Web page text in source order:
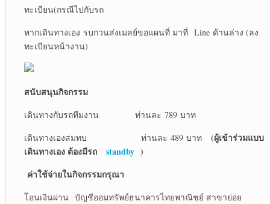
ทะเบียน(กรณีไปกับรถ
หากเดินทางเอง รบกวนส่งเมลย์ขอแผนที่ มาที่ Line ด้านล่าง (ลง
ทะเบียนหน้างาน)
สนับสนุนกิจกรรม
เดินทางกับรถทีมงาน ท่านละ 789 บาท
เดินทางเองสมทบ ท่านละ 489 บาท
(ผู้เข้าร่วมแบบ
เดินทางเอง ต้องมีรถ standby)
ค่าใช้จ่ายในกิจกรรมกรุณา
โอนเงินผ่าน บัญชีออมทรัพย์ธนาคารไทยพาณิชย์ สาขาย่อย